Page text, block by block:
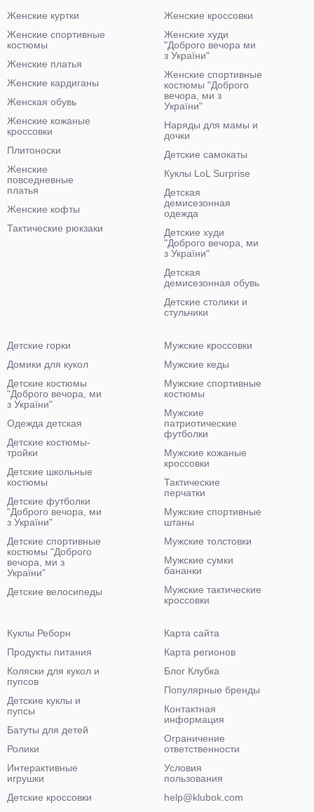
Женские куртки
Женские спортивные
костюмы
Женские платья
Женские кардиганы
Женская обувь
Женские кожаные
кроссовки
Плитоноски
Женские
повседневные
платья
Женские кофты
Тактические рюкзаки
Женские кроссовки
Женские худи
"Доброго вечора ми
з України"
Женские спортивные
костюмы "Доброго
вечора, ми з
України"
Наряды для мамы и
дочки
Детские самокаты
Куклы LoL Surprise
Детская
демисезонная
одежда
Детские худи
"Доброго вечора, ми
з України"
Детская
демисезонная обувь
Детские столики и
стульчики
Детские горки
Домики для кукол
Детские костюмы
"Доброго вечора, ми
з України"
Одежда детская
Детские костюмы-
тройки
Детские школьные
костюмы
Детские футболки
"Доброго вечора, ми
з України"
Детские спортивные
костюмы "Доброго
вечора, ми з
України"
Детские велосипеды
Мужские кроссовки
Мужские кеды
Мужские спортивные
костюмы
Мужские
патриотические
футболки
Мужские кожаные
кроссовки
Тактические
перчатки
Мужские спортивные
штаны
Мужские толстовки
Мужские сумки
бананки
Мужские тактические
кроссовки
Куклы Реборн
Продукты питания
Коляски для кукол и
пупсов
Детские куклы и
пупсы
Батуты для детей
Ролики
Интерактивные
игрушки
Детские кроссовки
Карта сайта
Карта регионов
Блог Клубка
Популярные бренды
Контактная
информация
Ограничение
ответственности
Условия
пользования
help@klubok.com